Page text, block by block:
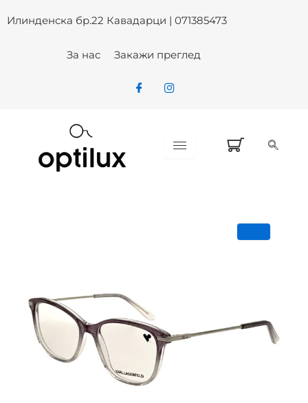
toИлинденска бр.22 Кавадарци | 071385473
За нас Закажи преглед